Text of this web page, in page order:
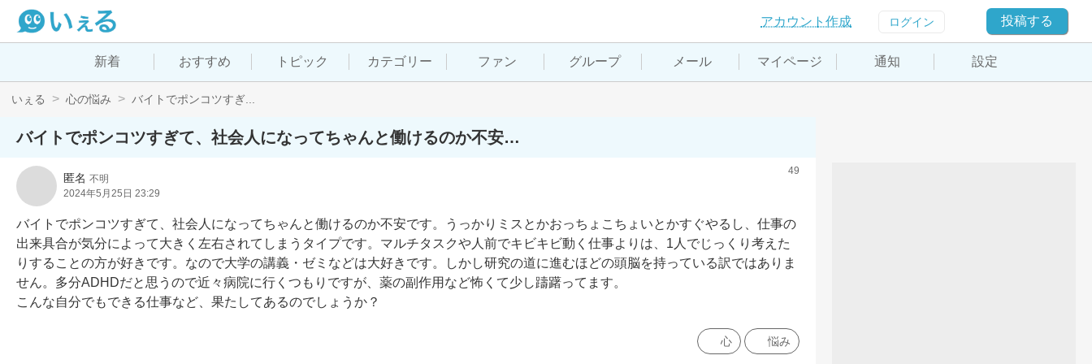
アカウント作成 ログイン 投稿する
新着 おすすめ トピック カテゴリー ファン グループ メール マイページ 通知 設定
いぇる 心の悩み バイトでポンコツすぎ...
バイトでポンコツすぎて、社会人になってちゃんと働けるのか不安…
匿名 不明
2024年5月25日 23:29
49
バイトでポンコツすぎて、社会人になってちゃんと働けるのか不安です。うっかりミスとかおっちょこちょいとかすぐやるし、仕事の
出来具合が気分によって大きく左右されてしまうタイプです。マルチタスクや人前でキビキビ動く仕事よりは、1人でじっくり考えた
りすることの方が好きです。なので大学の講義・ゼミなどは大好きです。しかし研究の道に進むほどの頭脳を持っている訳ではありま
せん。多分ADHDだと思うので近々病院に行くつもりですが、薬の副作用など怖くて少し躊躇ってます。
こんな自分でもできる仕事など、果たしてあるのでしょうか？
心 悩み